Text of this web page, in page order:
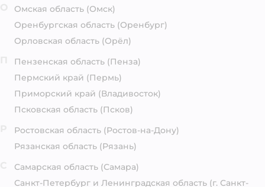
Омская область (Омск)
Оренбургская область (Оренбург)
Орловская область (Орёл)
Пензенская область (Пенза)
Пермский край (Пермь)
Приморский край (Владивосток)
Псковская область (Псков)
Ростовская область (Ростов-на-Дону)
Рязанская область (Рязань)
Самарская область (Самара)
Санкт-Петербург и Ленинградская область (г. Санкт-